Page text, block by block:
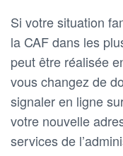
Si votre situation
la CAF dans les
peut être réalisée
vous changez de
signaler en ligne
votre nouvelle
services de